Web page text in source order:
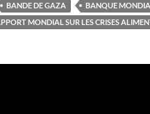
BANDE DE GAZA BANQUE
MONDIAL SUR LES CRISES